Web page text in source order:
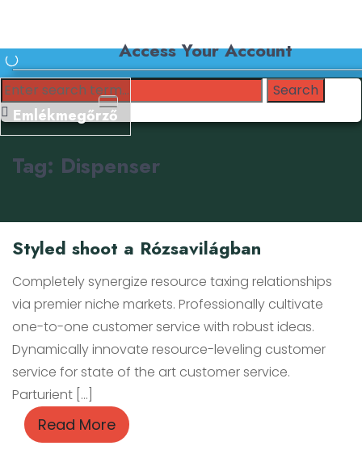
Access Your Account
Emlékmegőrző
Tag: Dispenser
Styled shoot a Rózsavilágban
Completely synergize resource taxing relationships
via premier niche markets. Professionally cultivate
one-to-one customer service with robust ideas.
Dynamically innovate resource-leveling customer
service for state of the art customer service.
Parturient […]
Read More